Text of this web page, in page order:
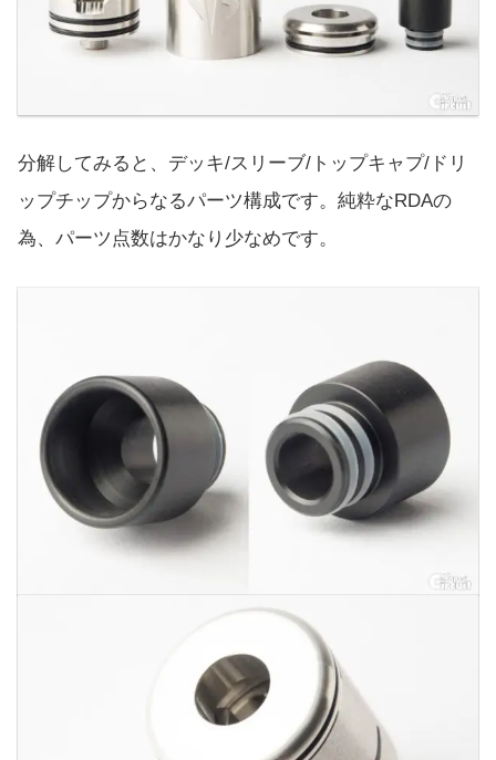
分解してみると、デッキ/スリーブ/トップキャプ/ドリ
ップチップからなるパーツ構成です。純粋なRDAの
為、パーツ点数はかなり少なめです。